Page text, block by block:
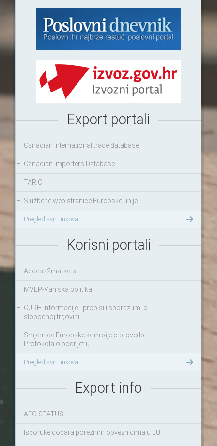
Export portali
– Canadian International trade database
– Canadian Importers Database
– TARIC
– Službene web stranice Europske unije
Pregled svih linkova
Korisni portali
– Access2markets
– MVEP-Vanjska politika
– CURH informacije - propisi i sporazumi o
slobodnoj trgovini
– Smjernice Europske komisije o provedbi
Protokola o podrijetlu
Pregled svih linkova
Export info
– AEO STATUS
– Isporuke dobara poreznim obveznicima u EU